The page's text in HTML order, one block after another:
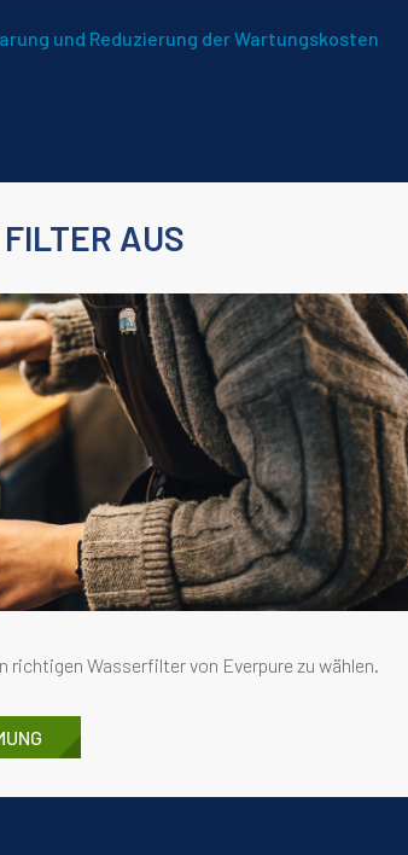
und Reduzierung der Wartungskosten
AUS
Wasserfilter von Everpure zu wählen.